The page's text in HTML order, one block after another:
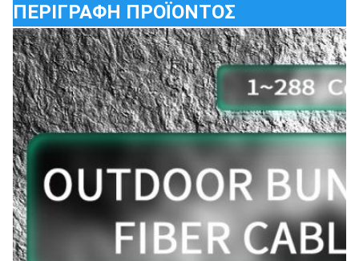
ΠΕΡΙΓΡΑΦΗ ΠΡΟΪΟΝΤΟΣ